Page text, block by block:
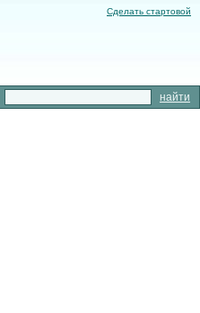
Сделать стартовой